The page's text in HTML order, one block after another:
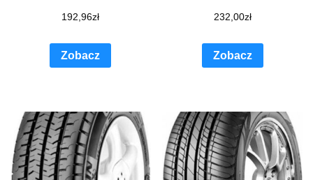
192,96zł
Zobacz
232,00zł
Zobacz